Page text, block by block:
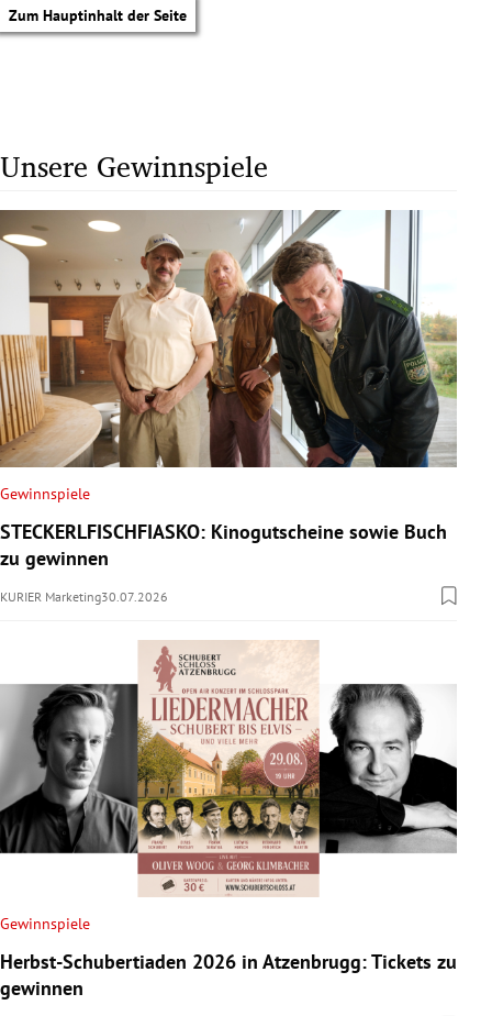
Zum Hauptinhalt der Seite
Untermenü
Untermenü
Untermenü
Untermenü
Untermenü
Untermenü
Unsere Gewinnspiele
Gewinnspiele
STECKERLFISCHFIASKO: Kinogutscheine sowie Buch
zu gewinnen
KURIER Marketing30.07.2026
Gewinnspiele
Herbst-Schubertiaden 2026 in Atzenbrugg: Tickets zu
gewinnen